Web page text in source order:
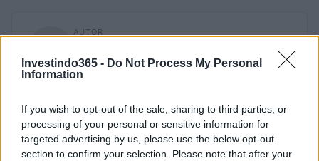
Investindo365 - Do Not Process My Personal
Information
If you wish to opt-out of the sale, sharing to third parties, or
processing of your personal or sensitive information for
targeted advertising by us, please use the below opt-out
section to confirm your selection. Please note that after your
AUTOR